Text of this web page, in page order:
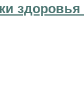
здоровья